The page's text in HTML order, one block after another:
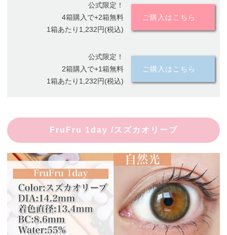
公式限定！
4箱購入で+2箱無料
1箱あたり1,232円(税込)
ご購入はこちら
公式限定！
2箱購入で+1箱無料
1箱あたり1,232円(税込)
ご購入はこちら
FruFru 1day /スズカオリーブ